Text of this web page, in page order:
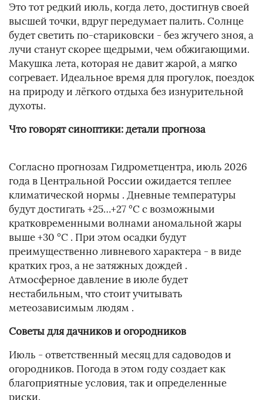
Это тот редкий июль, когда лето, достигнув своей
высшей точки, вдруг передумает палить. Солнце
будет светить по-стариковски - без жгучего зноя, а
лучи станут скорее щедрыми, чем обжигающими.
Макушка лета, которая не давит жарой, а мягко
согревает. Идеальное время для прогулок, поездок
на природу и лёгкого отдыха без изнурительной
духоты.
Что говорят синоптики: детали прогноза
Согласно прогнозам Гидрометцентра, июль 2026
года в Центральной России ожидается теплее
климатической нормы . Дневные температуры
будут достигать +25…+27 °C с возможными
кратковременными волнами аномальной жары
выше +30 °C . При этом осадки будут
преимущественно ливневого характера - в виде
кратких гроз, а не затяжных дождей .
Атмосферное давление в июле будет
нестабильным, что стоит учитывать
метеозависимым людям .
Советы для дачников и огородников
Июль - ответственный месяц для садоводов и
огородников. Погода в этом году создает как
благоприятные условия, так и определенные
риски.